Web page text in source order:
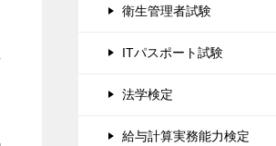
衛生管理者試験
ITパスポート試験
法学検定
給与計算実務能力検定